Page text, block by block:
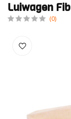
Luiwagen
(0)